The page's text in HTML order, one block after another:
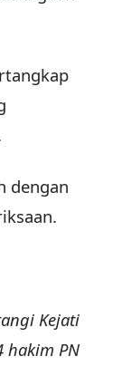
dengan
Kejati
hakim PN